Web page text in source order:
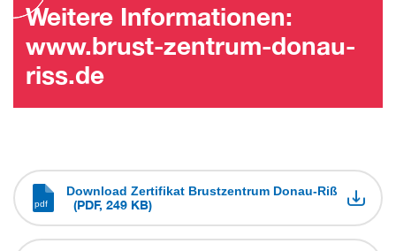
Weitere Informationen:
www.brust-zentrum-donau-
riss.de
Download Zertifikat Brustzentrum Donau-Riß
(PDF, 249 KB)